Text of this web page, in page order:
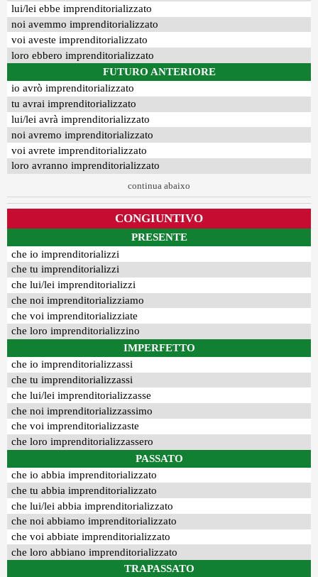
lui/lei ebbe imprenditorializzato
noi avemmo imprenditorializzato
voi aveste imprenditorializzato
loro ebbero imprenditorializzato
FUTURO ANTERIORE
io avrò imprenditorializzato
tu avrai imprenditorializzato
lui/lei avrà imprenditorializzato
noi avremo imprenditorializzato
voi avrete imprenditorializzato
loro avranno imprenditorializzato
continua abaixo
CONGIUNTIVO
PRESENTE
che io imprenditorializzi
che tu imprenditorializzi
che lui/lei imprenditorializzi
che noi imprenditorializziamo
che voi imprenditorializziate
che loro imprenditorializzino
IMPERFETTO
che io imprenditorializzassi
che tu imprenditorializzassi
che lui/lei imprenditorializzasse
che noi imprenditorializzassimo
che voi imprenditorializzaste
che loro imprenditorializzassero
PASSATO
che io abbia imprenditorializzato
che tu abbia imprenditorializzato
che lui/lei abbia imprenditorializzato
che noi abbiamo imprenditorializzato
che voi abbiate imprenditorializzato
che loro abbiano imprenditorializzato
TRAPASSATO